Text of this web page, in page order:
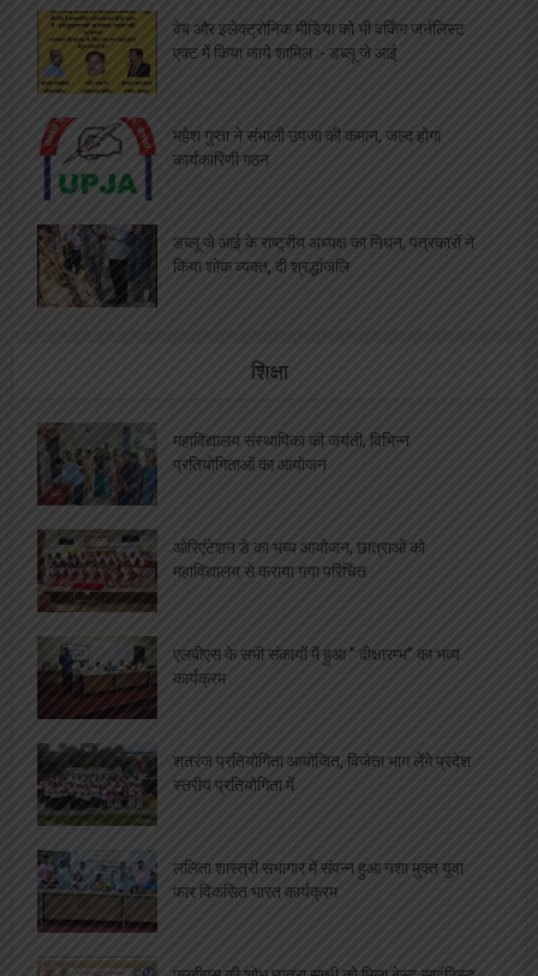
वेब और इलेक्ट्रोनिक मीडिया को भी वर्किंग जर्नलिस्ट
एक्ट में किया जाये शामिल :- डब्लू जे आई
महेश गुप्ता ने संभाली उपजा की कमान, जल्द होगा
कार्यकारिणी गठन
डब्लू जे आई के राष्ट्रीय अध्यक्ष का निधन, पत्रकारों ने
किया शोक व्यक्त, दी श्रद्धांजलि
शिक्षा
महाविद्यालय संस्थापिका की जयंती, विभिन्न
प्रतियोगिताओं का आयोजन
ओरिएंटेशन डे का भब्य आयोजन, छात्राओं को
महाविद्यालय से कराया गया परिचित
एलबीएस के सभी संकायों में हुआ ” दीक्षारम्भ” का भव्य
कार्यक्रम
शतरंज प्रतियोगिता आयोजित, विजेता भाग लेंगे प्रदेश
स्तरीय प्रतियोगिता में
ललिता शास्त्री सभागार में संपन्न हुआ नशा मुक्त युवा
फार विकसित भारत कार्यक्रम